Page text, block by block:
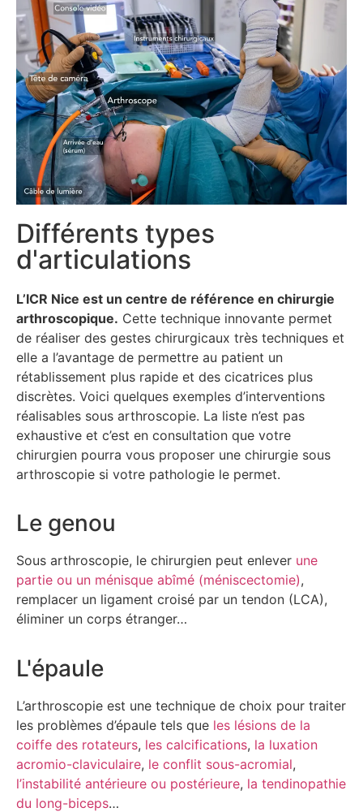
Différents types
d'articulations
L’ICR Nice est un centre de référence en chirurgie
arthroscopique. Cette technique innovante permet
de réaliser des gestes chirurgicaux très techniques et
elle a l’avantage de permettre au patient un
rétablissement plus rapide et des cicatrices plus
discrètes. Voici quelques exemples d’interventions
réalisables sous arthroscopie. La liste n’est pas
exhaustive et c’est en consultation que votre
chirurgien pourra vous proposer une chirurgie sous
arthroscopie si votre pathologie le permet.
Le genou
Sous arthroscopie, le chirurgien peut enlever une
partie ou un ménisque abîmé (méniscectomie),
remplacer un ligament croisé par un tendon (LCA),
éliminer un corps étranger…
L'épaule
L’arthroscopie est une technique de choix pour traiter
les problèmes d’épaule tels que les lésions de la
coiffe des rotateurs, les calcifications, la luxation
acromio-claviculaire, le conflit sous-acromial,
l’instabilité antérieure ou postérieure, la tendinopathie
du long-biceps…